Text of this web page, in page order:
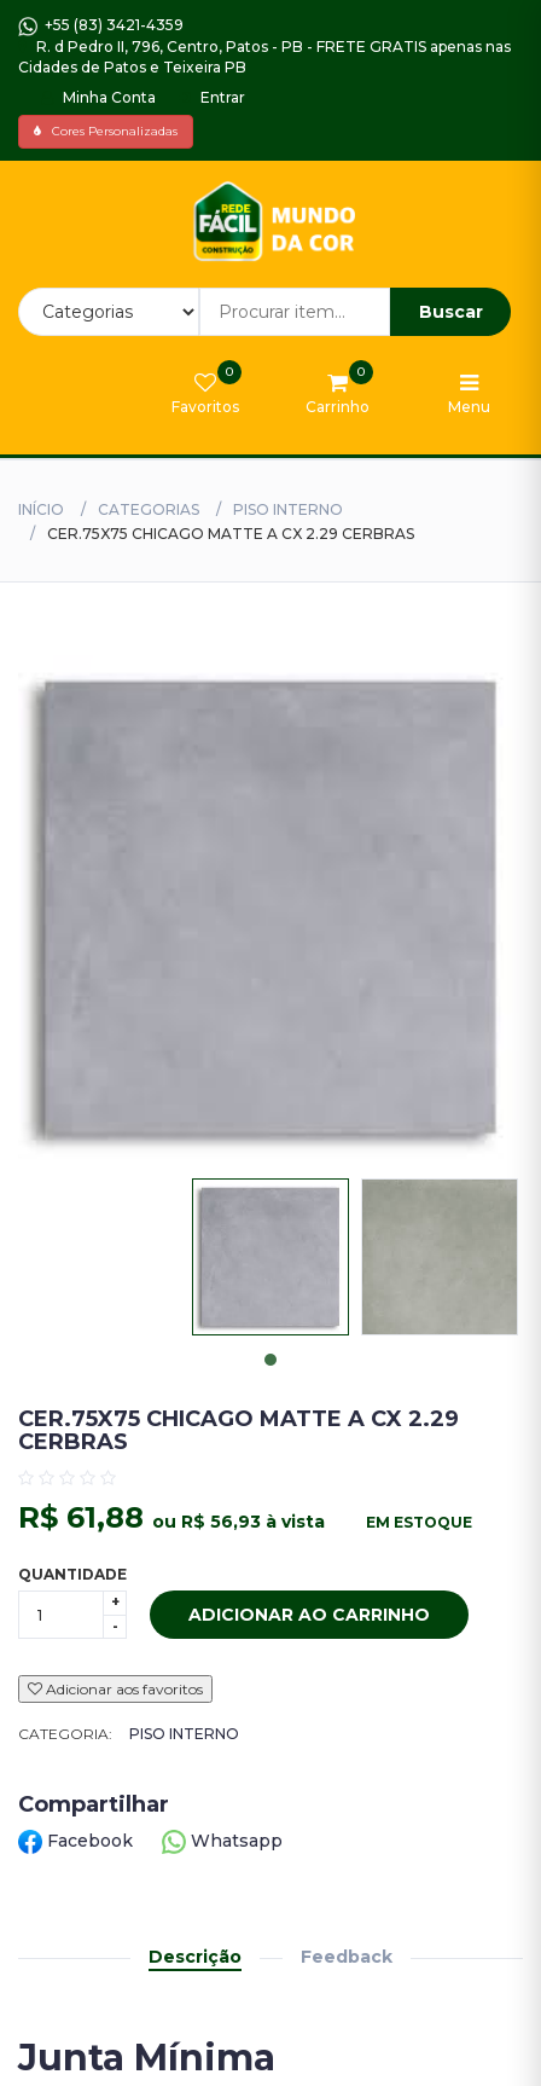
+55 (83) 3421-4359
R. d Pedro II, 796, Centro, Patos - PB - FRETE GRATIS apenas nas
Cidades de Patos e Teixeira PB
Minha Conta
Entrar
Cores Personalizadas
Buscar
Favoritos
0
Carrinho
0
Menu
Home
Piso
Impermeabilizantes,
e
Selador
Tintas
Externa
Tintas
INÍCIO CATEGORIAS
PISO INTERNO
CER.75X75 CHICAGO MATTE A CX 2.29 CERBRAS
CER.75X75 CHICAGO MATTE A CX 2.29
CERBRAS
R$ 61,88 ou R$ 56,93 à vista EM ESTOQUE
QUANTIDADE
+
-
ADICIONAR AO CARRINHO
Adicionar aos favoritos
CATEGORIA: PISO INTERNO
Compartilhar
Facebook Whatsapp
Descrição Feedback
Junta Mínima